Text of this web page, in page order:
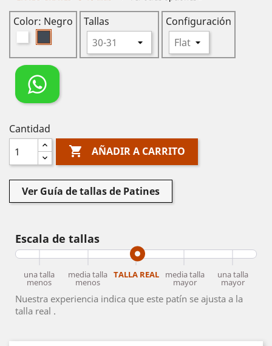
Color: Negro Tallas Configuración
Cantidad
 AÑADIR A CARRITO
Ver Guía de tallas de Patines
Escala de tallas
una talla
menos
media talla
menos
TALLA REAL media talla
mayor
una talla
mayor
Nuestra experiencia indica que este patín se ajusta a la
talla real .